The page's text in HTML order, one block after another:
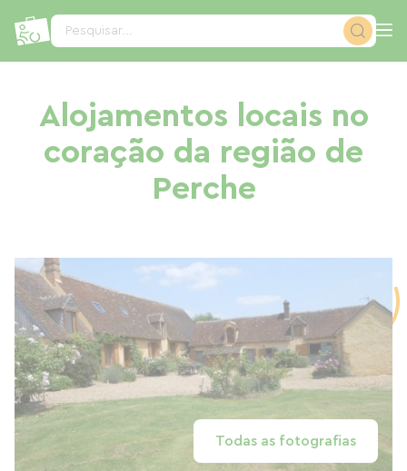
Pesquisar...
Alojamentos locais no
coração da região de
Perche
Todas as fotografias
Painel de Gerenciamento de Cookies